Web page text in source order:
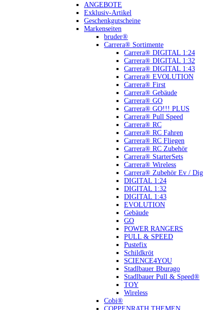
ANGEBOTE
Exklusiv-Artikel
Geschenkgutscheine
Markenseiten
bruder®
Carrera® Sortimente
Carrera® DIGITAL 1:24
Carrera® DIGITAL 1:32
Carrera® DIGITAL 1:43
Carrera® EVOLUTION
Carrera® First
Carrera® Gebäude
Carrera® GO
Carrera® GO!!! PLUS
Carrera® Pull Speed
Carrera® RC
Carrera® RC Fahren
Carrera® RC Fliegen
Carrera® RC Zubehör
Carrera® StarterSets
Carrera® Wireless
Carrera® Zubehör Ev / Dig
DIGITAL 1:24
DIGITAL 1:32
DIGITAL 1:43
EVOLUTION
Gebäude
GO
POWER RANGERS
PULL & SPEED
Pustefix
Schildkröt
SCIENCE4YOU
Stadlbauer Bburago
Stadlbauer Pull & Speed®
TOY
Wireless
Cobi®